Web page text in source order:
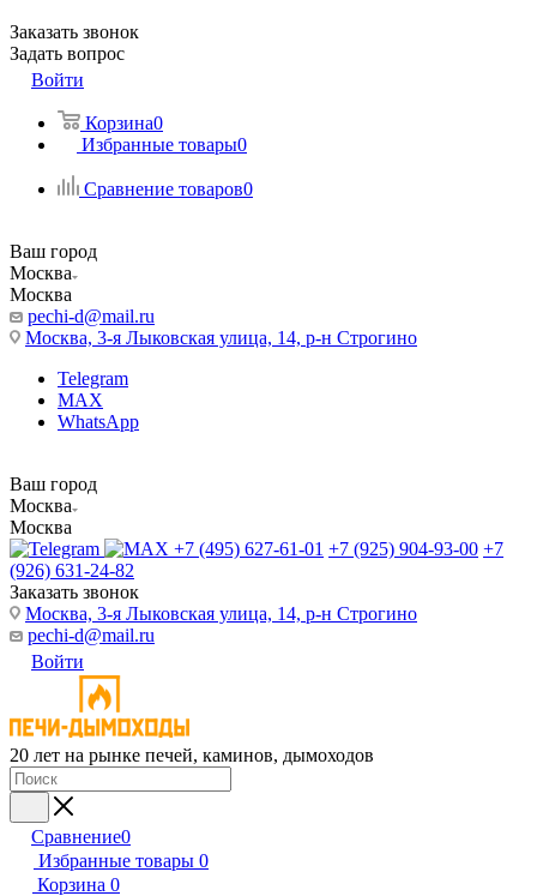
Заказать звонок
Задать вопрос
Войти
Корзина0
Избранные товары0
Сравнение товаров0
Ваш город
Москва
Москва
pechi-d@mail.ru
Москва, 3-я Лыковская улица, 14, р-н Строгино
Telegram
MAX
WhatsApp
Ваш город
Москва
Москва
+7 (495) 627-61-01 +7 (925) 904-93-00 +7
(926) 631-24-82
Заказать звонок
Москва, 3-я Лыковская улица, 14, р-н Строгино
pechi-d@mail.ru
Войти
20 лет на рынке печей, каминов, дымоходов
Сравнение0
Избранные товары 0
Корзина 0